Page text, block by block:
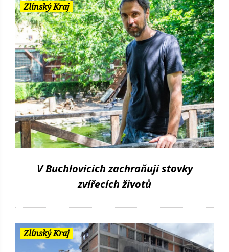
Zlínský Kraj
V Buchlovicích zachraňují stovky
zvířecích životů
Zlínský Kraj